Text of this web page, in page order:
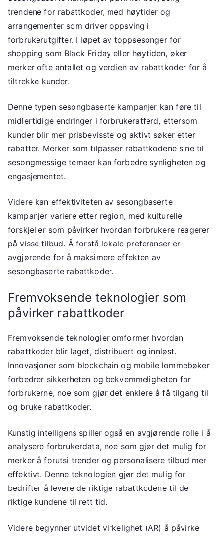
trendene for rabattkoder, med høytider og
arrangementer som driver oppsving i
forbrukerutgifter. I løpet av toppsesonger for
shopping som Black Friday eller høytiden, øker
merker ofte antallet og verdien av rabattkoder for å
tiltrekke kunder.
Denne typen sesongbaserte kampanjer kan føre til
midlertidige endringer i forbrukeratferd, ettersom
kunder blir mer prisbevisste og aktivt søker etter
rabatter. Merker som tilpasser rabattkodene sine til
sesongmessige temaer kan forbedre synligheten og
engasjementet.
Videre kan effektiviteten av sesongbaserte
kampanjer variere etter region, med kulturelle
forskjeller som påvirker hvordan forbrukere reagerer
på visse tilbud. Å forstå lokale preferanser er
avgjørende for å maksimere effekten av
sesongbaserte rabattkoder.
Fremvoksende teknologier som
påvirker rabattkoder
Fremvoksende teknologier omformer hvordan
rabattkoder blir laget, distribuert og innløst.
Innovasjoner som blockchain og mobile lommebøker
forbedrer sikkerheten og bekvemmeligheten for
forbrukerne, noe som gjør det enklere å få tilgang til
og bruke rabattkoder.
Kunstig intelligens spiller også en avgjørende rolle i å
analysere forbrukerdata, noe som gjør det mulig for
merker å forutsi trender og personalisere tilbud mer
effektivt. Denne teknologien gjør det mulig for
bedrifter å levere de riktige rabattkodene til de
riktige kundene til rett tid.
Videre begynner utvidet virkelighet (AR) å påvirke